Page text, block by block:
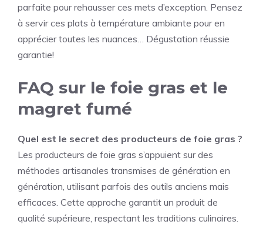
parfaite pour rehausser ces mets d’exception. Pensez
à servir ces plats à température ambiante pour en
apprécier toutes les nuances… Dégustation réussie
garantie!
FAQ sur le foie gras et le
magret fumé
Quel est le secret des producteurs de foie gras ?
Les producteurs de foie gras s’appuient sur des
méthodes artisanales transmises de génération en
génération, utilisant parfois des outils anciens mais
efficaces. Cette approche garantit un produit de
qualité supérieure, respectant les traditions culinaires.